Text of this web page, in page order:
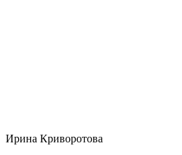
Ирина Криворотова